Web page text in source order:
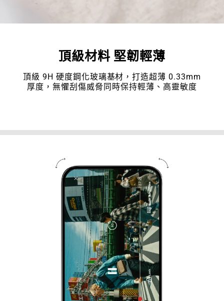
頂級材料 堅韌輕薄
頂級 9H 硬度鋼化玻璃基材，打造超薄 0.33mm
厚度，無懼刮傷威脅同時保持輕薄、高靈敏度